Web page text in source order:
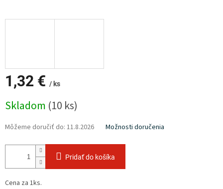
1,32 € / ks
cena:
Skladom (10 ks)
Môžeme doručiť do: 11.8.2026 Možnosti doručenia
Pridať do košíka
Cena za 1ks.